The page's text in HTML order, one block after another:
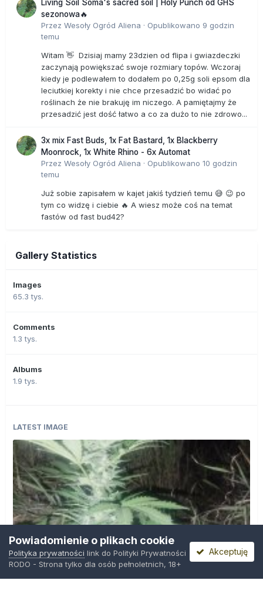
Living Soil Soma's sacred soil | Holy Punch od GHS
sezonowa🔥
Przez Wesoły Ogród Aliena · Opublikowano 9 godzin
temu
Witam 👋 Dzisiaj mamy 23dzien od flipa i gwiazdeczki
zaczynają powiększać swoje rozmiary topów. Wczoraj
kiedy je podlewałem to dodałem po 0,25g soli epsom dla
leciutkiej korekty i nie chce przesadzić bo widać po
roślinach że nie brakuję im niczego. A pamiętajmy że
przesadzić jest dość łatwo a co za dużo to nie zdrowo...
3x mix Fast Buds, 1x Fat Bastard, 1x Blackberry
Moonrock, 1x White Rhino - 6x Automat
Przez Wesoły Ogród Aliena · Opublikowano 10 godzin
temu
Już sobie zapisałem w kajet jakiś tydzień temu 😅 😉 po
tym co widzę i ciebie 🔥 A wiesz może coś na temat
fastów od fast bud42?
Gallery Statistics
Images
65.3 tys.
Comments
1.3 tys.
Albums
1.9 tys.
LATEST IMAGE
Powiadomienie o plikach cookie
Polityka prywatności link do Polityki Prywatności
RODO - Strona tylko dla osób pełnoletnich, 18+
Akceptuję